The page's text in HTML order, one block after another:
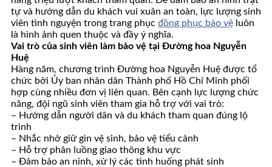
tự và hướng dẫn du khách vui xuân an toàn, lực lượng sinh
viên tình nguyện trong trang phục đồng phục bảo vệ luôn
là hình ảnh quen thuộc và đầy ý nghĩa.
Vai trò của sinh viên làm bảo vệ tại Đường hoa Nguyễn
Huệ
Hàng năm, chương trình Đường hoa Nguyễn Huệ được tổ
chức bởi Ủy ban nhân dân Thành phố Hồ Chí Minh phối
hợp cùng nhiều đơn vị liên quan. Bên cạnh lực lượng chức
năng, đội ngũ sinh viên tham gia hỗ trợ với vai trò:
– Hướng dẫn người dân và du khách tham quan đúng lộ
trình
– Nhắc nhở giữ gìn vệ sinh, bảo vệ tiểu cảnh
– Hỗ trợ phân luồng giao thông khu vực
– Đảm bảo an ninh, xử lý các tình huống phát sinh